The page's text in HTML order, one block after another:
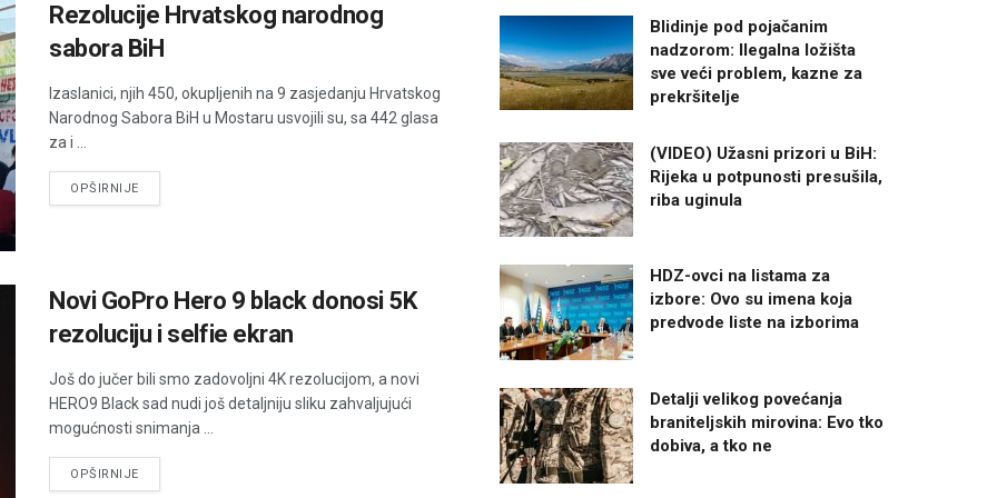
Rezolucije Hrvatskog narodnog
sabora BiH
Izaslanici, njih 450, okupljenih na 9 zasjedanju Hrvatskog
Narodnog Sabora BiH u Mostaru usvojili su, sa 442 glasa
za i ...
OPŠIRNIJEDETAILS
Novi GoPro Hero 9 black donosi 5K
rezoluciju i selfie ekran
Još do jučer bili smo zadovoljni 4K rezolucijom, a novi
HERO9 Black sad nudi još detaljniju sliku zahvaljujući
mogućnosti snimanja ...
OPŠIRNIJEDETAILS
Blidinje pod pojačanim
nadzorom: Ilegalna ložišta
sve veći problem, kazne za
prekršitelje
(VIDEO) Užasni prizori u BiH:
Rijeka u potpunosti presušila,
riba uginula
HDZ-ovci na listama za
izbore: Ovo su imena koja
predvode liste na izborima
Detalji velikog povećanja
braniteljskih mirovina: Evo tko
dobiva, a tko ne